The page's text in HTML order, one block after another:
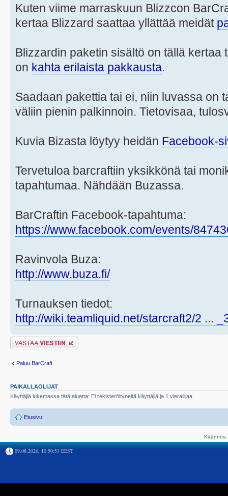
Kuten viime marraskuun Blizzcon
kertaa Blizzard saattaa yllättää meidät
Blizzardin paketin sisältö on tällä kertaa
on kahta erilaista pakkausta.
Saadaan pakettia tai ei, niin luvassa on
väliin pienin palkinnoin. Tietovisaa,
Kuvia Bizasta löytyy heidän Facebook-
Tervetuloa barcraftiin yksikkönä tai
tapahtumaa. Nähdään Buzassa.
BarCraftin Facebook-tapahtuma:
https://www.facebook.com/events/
Ravinvola Buza:
http://www.buza.fi/
Turnauksen tiedot:
http://wiki.teamliquid.net/starcraft2/2 ...
Lähetä vastaus
Paluu BarCraft
PAIKALLAOLIJAT
Käyttäjiä lukemassa tätä aluetta: Ei rekisteröityneitä käyttäjiä ja 1 vierailijaa
Etusivu
09.08.2026, 10:50:53 EEST